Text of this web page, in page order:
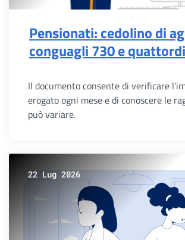
Pensionati: cedolino di
conguagli 730 e
Il documento consente di verificare
erogato ogni mese e di conoscere le
può variare.
22 Lug 2026